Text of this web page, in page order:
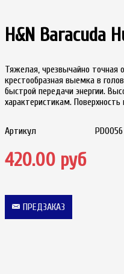
H&N Baracuda
Тяжелая, чрезвычайно точная
крестообразная выемка в
быстрой передачи энергии.
характеристикам. Поверхность
Артикул PD0056
420.00 руб
ПРЕДЗАКАЗ